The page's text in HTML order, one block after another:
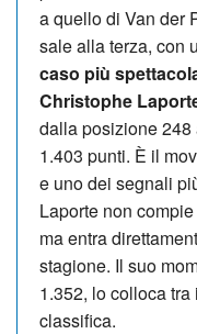
a quello di Van der
sale alla terza, con
caso più
Christophe
dalla posizione
1.403 punti. È il
e uno dei segnali
Laporte non
ma entra
stagione. Il suo
1.352, lo colloca
classifica.